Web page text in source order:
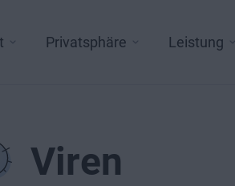
Privatsphäre Leistung
Viren